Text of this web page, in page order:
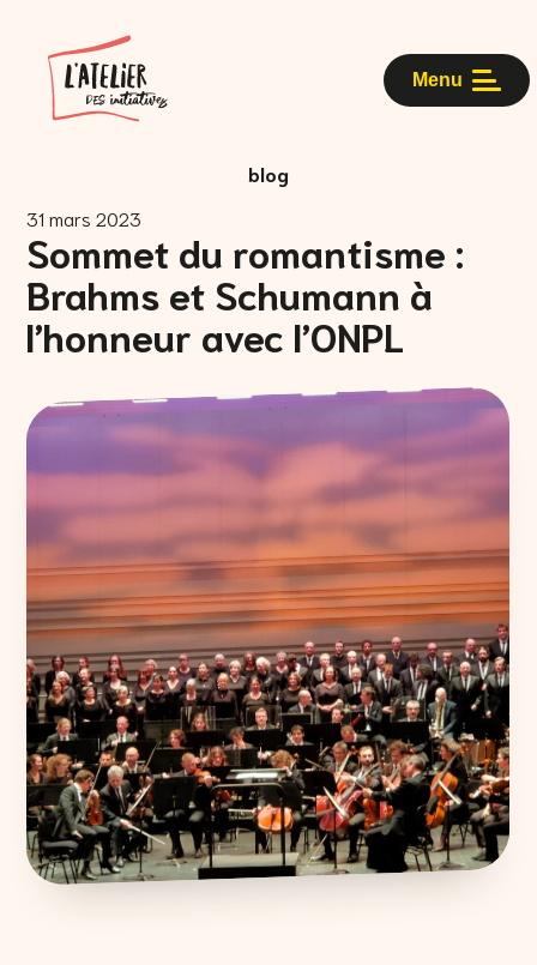
Menu
blog
31 mars 2023
Sommet du romantisme :
Brahms et Schumann à
l’honneur avec l’ONPL